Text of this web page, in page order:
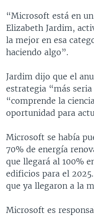
“Microsoft está en
Elizabeth Jardim,
la mejor en esa
haciendo algo”.
Jardim dijo que el
estrategia “más
“comprende la
oportunidad para
Microsoft se había
70% de energía
que llegará al 100%
edificios para el
que ya llegaron a la
Microsoft es